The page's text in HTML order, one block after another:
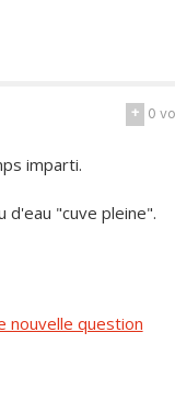
+ 0
imparti.
"cuve pleine".
nouvelle question